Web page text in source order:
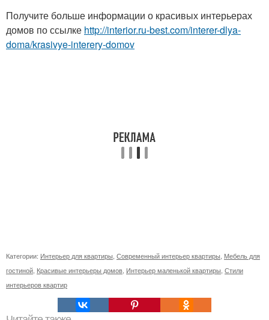
Получите больше информации о красивых интерьерах
домов по ссылке http://interior.ru-best.com/interer-dlya-
doma/krasivye-interery-domov
Категории: Интерьер для квартиры Современный интерьер квартиры Мебель для
гостиной Красивые интерьеры домов Интерьер маленькой квартиры Стили
интерьеров квартир